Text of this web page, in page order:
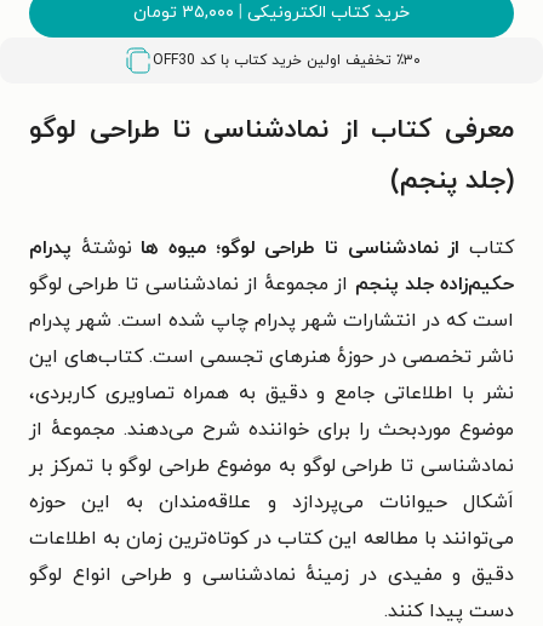
خرید کتاب الکترونیکی | ۳۵,۰۰۰ تومان
٪۳۰ تخفیف اولین خرید کتاب با کد OFF30
معرفی کتاب از نمادشناسی تا طراحی لوگو
(جلد پنجم)
کتاب از نمادشناسی تا طراحی لوگو؛ میوه ها نوشتهٔ پدرام
حکیم‌زاده جلد پنجم از مجموعهٔ از نمادشناسی تا طراحی لوگو
است که در انتشارات شهر پدرام چاپ شده است. شهر پدرام
ناشر تخصصی در حوزهٔ هنرهای تجسمی است. کتاب‌های این
نشر با اطلاعاتی جامع و دقیق به همراه تصاویری کاربردی،
موضوع موردبحث را برای خواننده شرح می‌دهند. مجموعهٔ از
نمادشناسی تا طراحی لوگو به موضوع طراحی لوگو با تمرکز بر
اَشکال حیوانات می‌پردازد و علاقه‌مندان به این حوزه
می‌توانند با مطالعه این کتاب در کوتاه‌ترین زمان به اطلاعات
دقیق و مفیدی در زمینهٔ نمادشناسی و طراحی انواع لوگو
دست پیدا کنند.